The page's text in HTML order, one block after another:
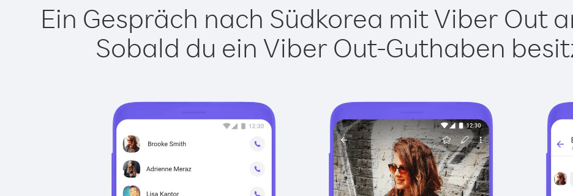
Ein Gespräch nach Südkorea mit Viber Out
Sobald du ein Viber Out-Guthaben